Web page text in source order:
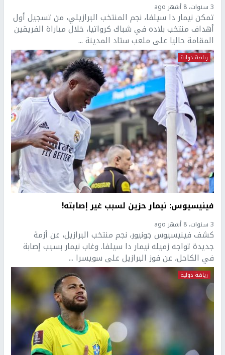
3 سنوات، 8 أشهر ago
تمكن نيمار دا سيلفا، نجم المنتخب البرازيلي، من تسجيل أول
أهداف منتخب بلاده في شباك كرواتيا، خلال مباراة الفريقين
المقامة حاليا على ملعب ستاد المدينة ...
رياضة دولية
فينيسيوس: نيمار حزين لسبب غير إصابته!
3 سنوات، 8 أشهر ago
كشف فينيسيوس جونيور، نجم منتخب البرازيل، عن أزمة
جديدة تواجه زميله نيمار دا سيلفا. وغاب نيمار بسبب إصابة
في الكاحل، عن فوز البرازيل على سويسرا ...
رياضة دولية